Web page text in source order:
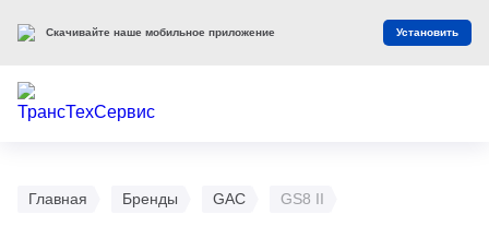
Главная Бренды GAC GS8 II
Скачивайте наше мобильное приложение Установить